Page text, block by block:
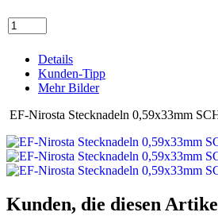
Details
Kunden-Tipp
Mehr Bilder
EF-Nirosta Stecknadeln 0,59x33mm
Kunden, die diesen